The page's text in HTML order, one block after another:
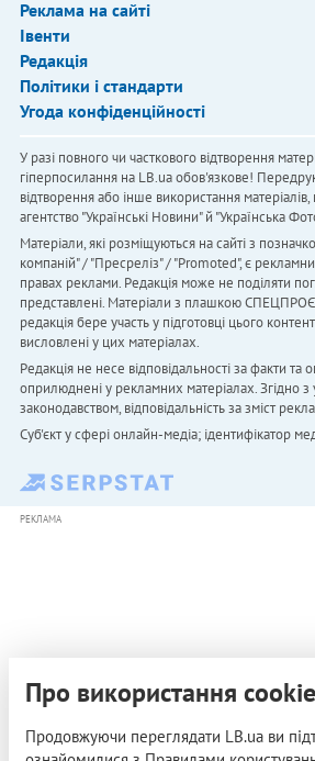
Реклама на сайті
Івенти
Редакція
Політики і стандарти
Угода конфіденційності
У разі повного чи часткового відтворення
гіперпосилання на LB.ua обов'язкове!
відтворення або інше використання
агентство "Українськi Новини" й "Українська
Матеріали, які розміщуються на сайті з
компаній" / "Пресреліз" / "Promoted", є
правах реклами. Редакція може не поділяти
представлені. Матеріали з плашкою
редакція бере участь у підготовці цього
висловлені у цих матеріалах.
Редакція не несе відповідальності за факти та
оприлюднені у рекламних матеріалах. Згідно з
законодавством, відповідальність за зміст
Cуб'єкт у сфері онлайн-медіа; ідентифікатор
РЕКЛАМА
Про використання
Продовжуючи переглядати LB.ua ви